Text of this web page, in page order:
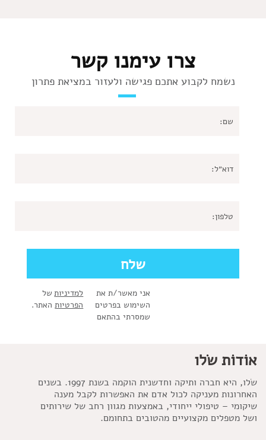
צרו עימנו קשר
נשמח לקבוע אתכם פגישה ולעזור במציאת פתרון
אני מאשר/ת את
השימוש בפרטים
שמסרתי בהתאם
למדיניות
הפרטיות
של
האתר.
אוֹדוֹת שׂלו
שׂלו, היא חברה ותיקה וחדשנית הוקמה בשנת 1997. בשנים
האחרונות מעניקה לכול אדם את האפשרות לקבל מענה
שיקומי – טיפולי ייחודי, באמצעות מגוון רחב של שירותים
ושל מטפלים מקצועיים מהטובים בתחומם.